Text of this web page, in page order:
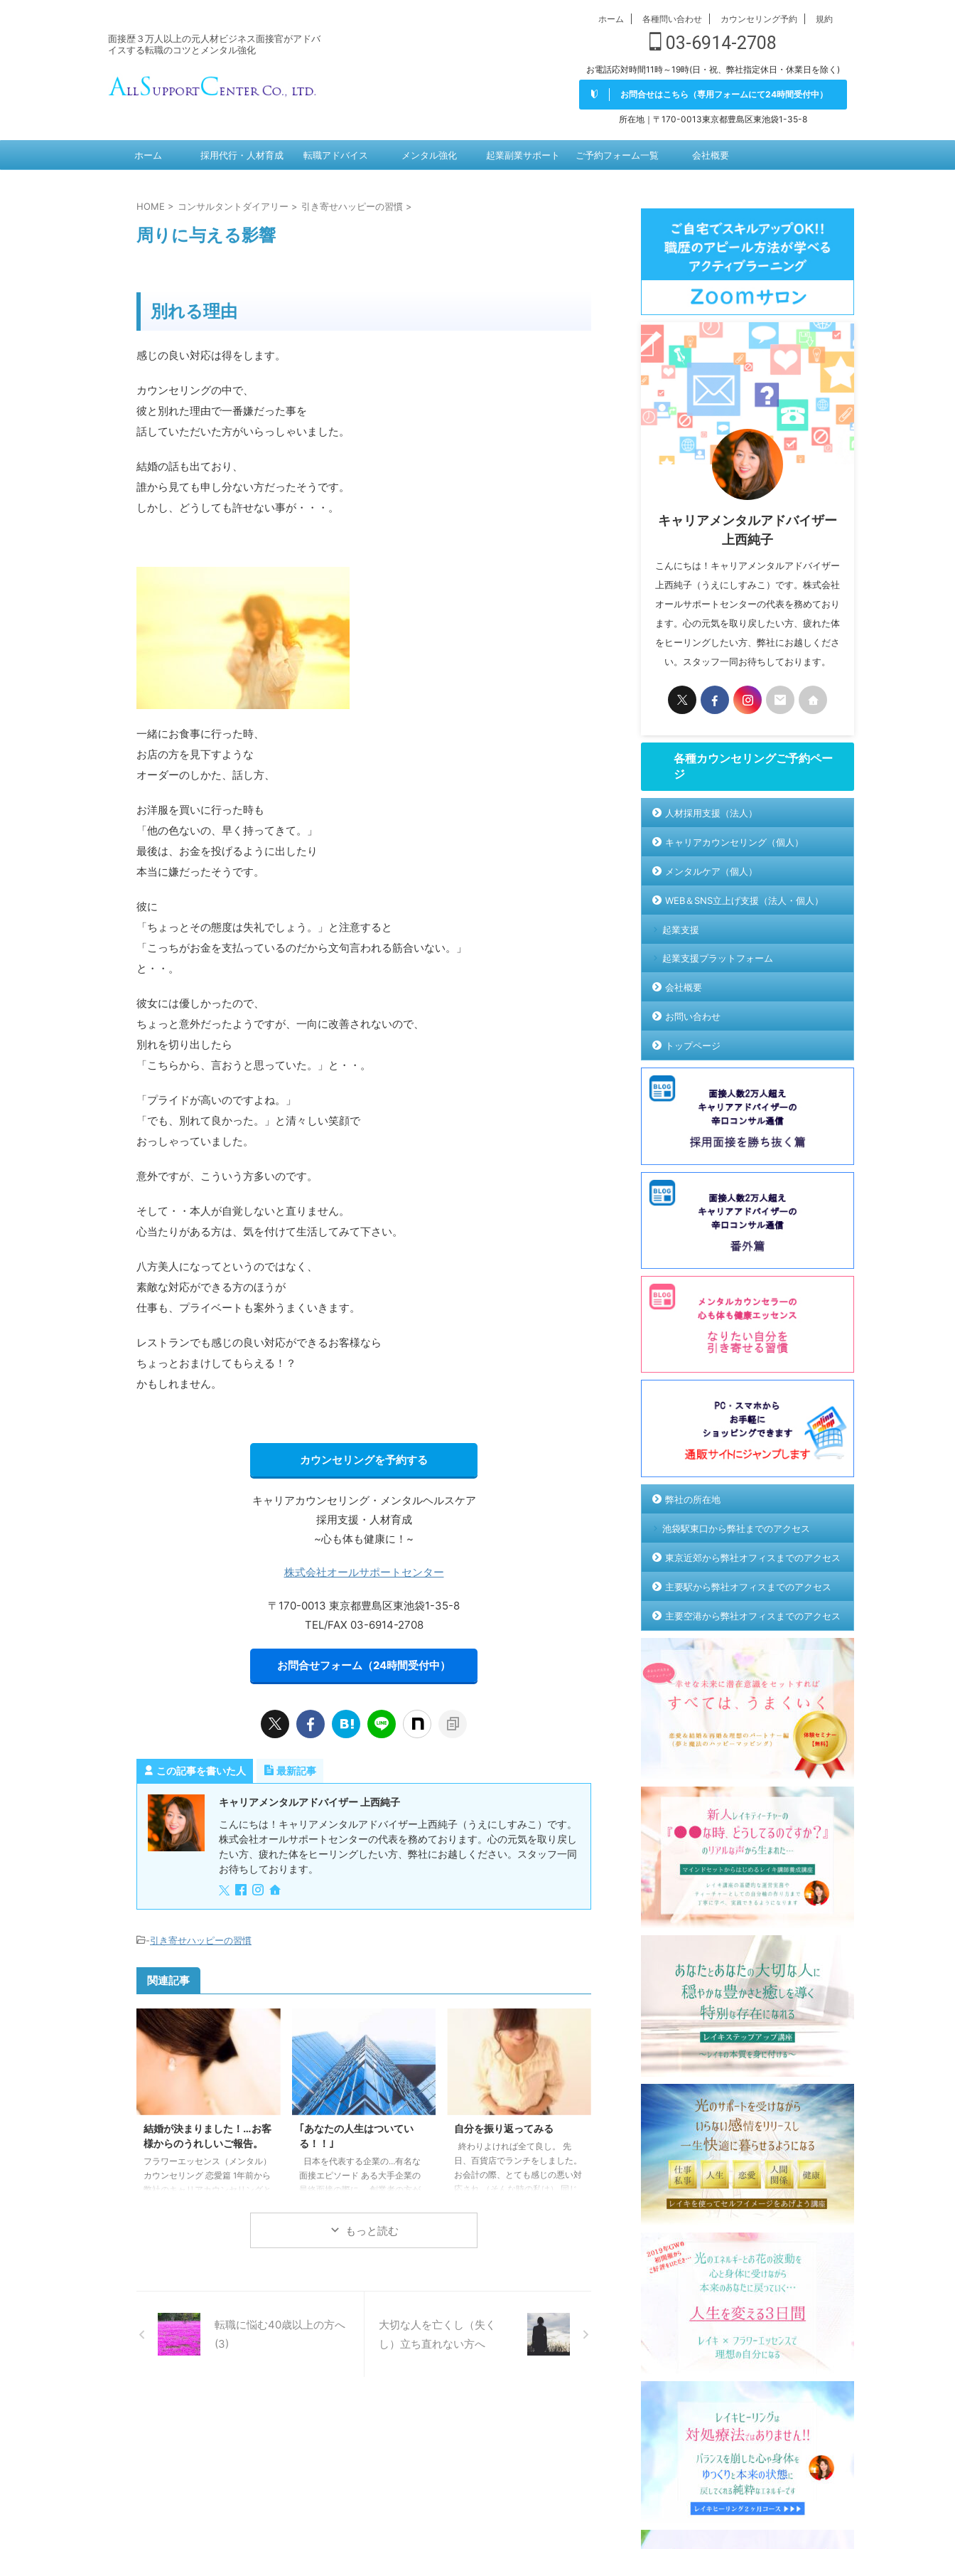
面接歴３万人以上の元人材ビジネス面接官がアドバ
イスする転職のコツとメンタル強化
ホーム 各種問い合わせ カウンセリング予約 規約
03-6914-2708
お電話応対時間11時～19時(日・祝、弊社指定休日・休業日を除く)
お問合せはこちら（専用フォームにて24時間受付中）
所在地｜〒170-0013東京都豊島区東池袋1-35-8
ホーム 採用代行・人材育成 転職アドバイス メンタル強化 起業副業サポート ご予約フォーム一覧 会社概要
HOME > コンサルタントダイアリー > 引き寄せハッピーの習慣 >
周りに与える影響
別れる理由
感じの良い対応は得をします。
カウンセリングの中で、
彼と別れた理由で一番嫌だった事を
話していただいた方がいらっしゃいました。
結婚の話も出ており、
誰から見ても申し分ない方だったそうです。
しかし、どうしても許せない事が・・・。
一緒にお食事に行った時、
お店の方を見下すような
オーダーのしかた、話し方、
お洋服を買いに行った時も
「他の色ないの、早く持ってきて。」
最後は、お金を投げるように出したり
本当に嫌だったそうです。
彼に
「ちょっとその態度は失礼でしょう。」と注意すると
「こっちがお金を支払っているのだから文句言われる筋合いない。」
と・・。
彼女には優しかったので、
ちょっと意外だったようですが、一向に改善されないので、
別れを切り出したら
「こちらから、言おうと思っていた。」と・・。
「プライドが高いのですよね。」
「でも、別れて良かった。」と清々しい笑顔で
おっしゃっていました。
意外ですが、こういう方多いのです。
そして・・本人が自覚しないと直りません。
心当たりがある方は、気を付けて生活してみて下さい。
八方美人になってというのではなく、
素敵な対応ができる方のほうが
仕事も、プライベートも案外うまくいきます。
レストランでも感じの良い対応ができるお客様なら
ちょっとおまけしてもらえる！？
かもしれません。
カウンセリングを予約する
キャリアカウンセリング・メンタルヘルスケア
採用支援・人材育成
~心も体も健康に！~
株式会社オールサポートセンター
〒170-0013 東京都豊島区東池袋1-35-8
TEL/FAX 03-6914-2708
お問合せフォーム（24時間受付中）
この記事を書いた人 最新記事
キャリアメンタルアドバイザー 上西純子
こんにちは！キャリアメンタルアドバイザー上西純子（うえにしすみこ）です。
株式会社オールサポートセンターの代表を務めております。心の元気を取り戻し
たい方、疲れた体をヒーリングしたい方、弊社にお越しください。スタッフ一同
お待ちしております。
-引き寄せハッピーの習慣
関連記事
結婚が決まりました！…お客
様からのうれしいご報告。
フラワーエッセンス（メンタル）
カウンセリング 恋愛篇 1年前から
弊社のキャリアカウンセリングと
ャリアカウンセリングへ そし
就けました。 お仕事が決定した
ら、 ここでキャリアカウンセリ
ングは 終了なんですが、 弊社は
｢あなたの人生はついてい
る！！｣
日本を代表する企業の…有名な
面接エピソード ある大手企業の
最終面接の際に、 創業者の方が
ったそうです。 どこの企業かす
ぐ思う浮かぶ方も、 多いと思い
たえた学生は、 人に恵まれてい
るという事。 私も、採用（新
卒、中途）の面接の時に、 この
自分を振り返ってみる
終わりよければ全て良し。 先
日、百貨店でランチをしました。
お会計の際、とても感じの悪い対
応され （そんな時の私は） 同じ
ん。 それほど人間出来ていませ
みません・・・こちらが空いてい
ました。 ぼけ～としていて気が
付かなくて。 すみません。」
もっと読む
転職に悩む40歳以上の方へ
(3)
大切な人を亡くし（失く
し）立ち直れない方へ
キャリアメンタルアドバイザー
上西純子
こんにちは！キャリアメンタルアドバイザー
上西純子（うえにしすみこ）です。株式会社
オールサポートセンターの代表を務めており
ます。心の元気を取り戻したい方、疲れた体
をヒーリングしたい方、弊社にお越しくださ
い。スタッフ一同お待ちしております。
各種カウンセリングご予約ペー
ジ
人材採用支援（法人）
キャリアカウンセリング（個人）
メンタルケア（個人）
WEB＆SNS立上げ支援（法人・個人）
起業支援
起業支援プラットフォーム
会社概要
お問い合わせ
トップページ
弊社の所在地
池袋駅東口から弊社までのアクセス
東京近郊から弊社オフィスまでのアクセス
主要駅から弊社オフィスまでのアクセス
主要空港から弊社オフィスまでのアクセス